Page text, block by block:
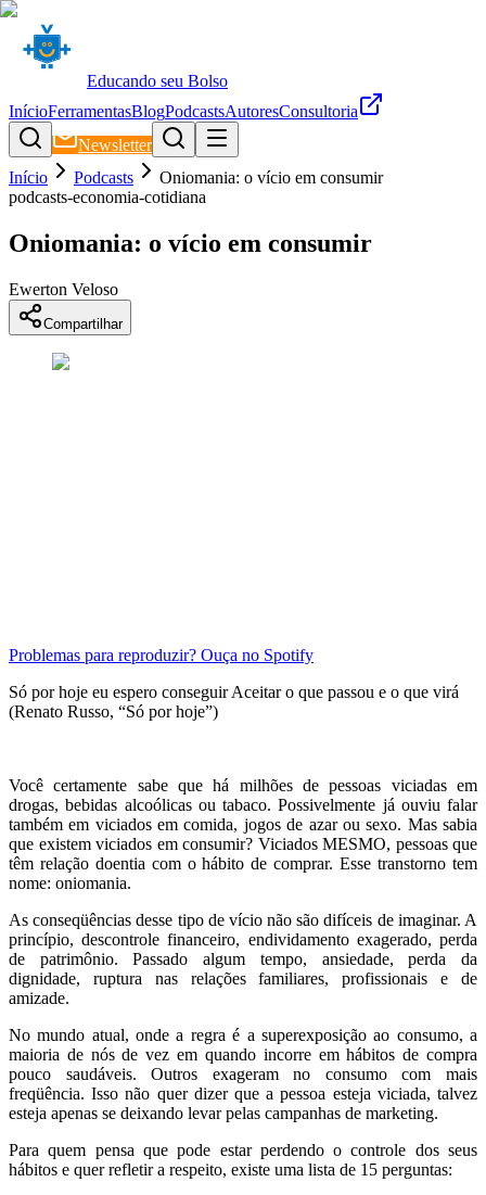
Educando seu Bolso
InícioFerramentasBlogPodcastsAutoresConsultoria
Newsletter
Início
Podcasts
Oniomania: o vício em consumir
podcasts-economia-cotidiana
Oniomania: o vício em consumir
Ewerton Veloso
Compartilhar
Problemas para reproduzir? Ouça no Spotify
Só por hoje eu espero conseguir Aceitar o que passou e o que virá
(Renato Russo, “Só por hoje”)
Você certamente sabe que há milhões de pessoas viciadas em
drogas, bebidas alcoólicas ou tabaco. Possivelmente já ouviu falar
também em viciados em comida, jogos de azar ou sexo. Mas sabia
que existem viciados em consumir? Viciados MESMO, pessoas que
têm relação doentia com o hábito de comprar. Esse transtorno tem
nome: oniomania.
As conseqüências desse tipo de vício não são difíceis de imaginar. A
princípio, descontrole financeiro, endividamento exagerado, perda
de patrimônio. Passado algum tempo, ansiedade, perda da
dignidade, ruptura nas relações familiares, profissionais e de
amizade.
No mundo atual, onde a regra é a superexposição ao consumo, a
maioria de nós de vez em quando incorre em hábitos de compra
pouco saudáveis. Outros exageram no consumo com mais
freqüência. Isso não quer dizer que a pessoa esteja viciada, talvez
esteja apenas se deixando levar pelas campanhas de marketing.
Para quem pensa que pode estar perdendo o controle dos seus
hábitos e quer refletir a respeito, existe uma lista de 15 perguntas: